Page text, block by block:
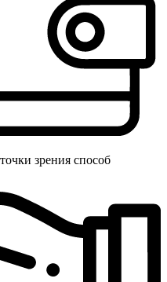
зрения способ